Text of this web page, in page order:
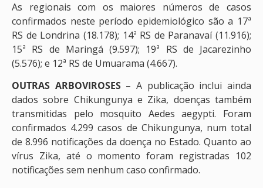
As regionais com os maiores números de casos
confirmados neste período epidemiológico são a 17ª
RS de Londrina (18.178); 14ª RS de Paranavaí (11.916);
15ª RS de Maringá (9.597); 19ª RS de Jacarezinho
(5.576); e 12ª RS de Umuarama (4.667).
OUTRAS ARBOVIROSES – A publicação inclui ainda
dados sobre Chikungunya e Zika, doenças também
transmitidas pelo mosquito Aedes aegypti. Foram
confirmados 4.299 casos de Chikungunya, num total
de 8.996 notificações da doença no Estado. Quanto ao
vírus Zika, até o momento foram registradas 102
notificações sem nenhum caso confirmado.